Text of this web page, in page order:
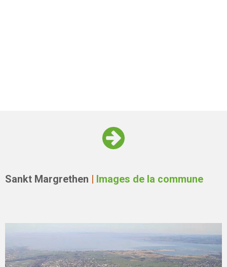
Sankt Margrethen Images de la commune